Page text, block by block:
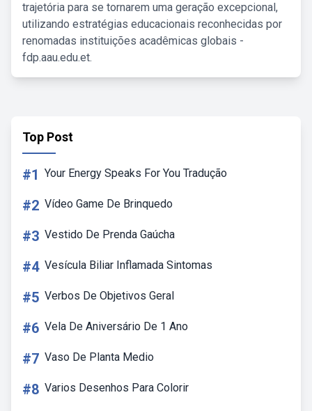
trajetória para se tornarem uma geração excepcional,
utilizando estratégias educacionais reconhecidas por
renomadas instituições acadêmicas globais -
fdp.aau.edu.et.
Top Post
#1 Your Energy Speaks For You Tradução
#2 Vídeo Game De Brinquedo
#3 Vestido De Prenda Gaúcha
#4 Vesícula Biliar Inflamada Sintomas
#5 Verbos De Objetivos Geral
#6 Vela De Aniversário De 1 Ano
#7 Vaso De Planta Medio
#8 Varios Desenhos Para Colorir